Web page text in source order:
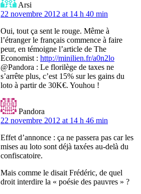
Arsi
22 novembre 2012 at 14 h 40 min
Oui, tout ça sent le rouge. Même à
l’étranger le français commence à faire
peur, en témoigne l’article de The
Economist : http://minilien.fr/a0n2lo
@Pandora : Le florilège de taxes ne
s’arrête plus, c’est 15% sur les gains du
loto à partir de 30K€. Youhou !
Pandora
22 novembre 2012 at 14 h 46 min
Effet d’annonce : ça ne passera pas car les
mises au loto sont déjà taxées au-delà du
confiscatoire.
Mais comme le disait Frédéric, de quel
droit interdire la « poésie des pauvres » ?